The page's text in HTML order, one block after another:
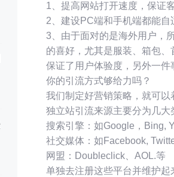
1、提高网站打开速度，保证
2、建设PC端和手机端都能自
3、由于面对的是海外用户，
的喜好，尤其是服装、箱包、
保证了用户体验度，另外一件
你的引流方式够给力吗？
我们制定好营销策略，就可
独立站引流来源主要分为几大
搜索引擎：如Google，Bing,
社交媒体：如Facebook,
网盟：Doubleclick、AOL.等
单独去注册这些平台并维护